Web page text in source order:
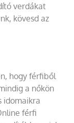
verdákat
kövesd az
hogy férfiből
a nőkön
idomaikra
férfi